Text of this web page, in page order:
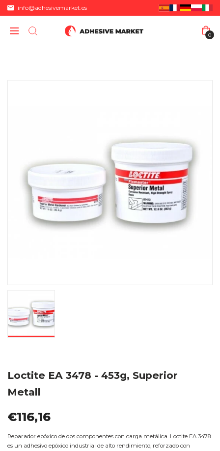
info@adhesivemarket.es
0
Loctite EA 3478 - 453g, Superior
Metall
€116,16
Reparador epóxico de dos componentes con carga metálica. Loctite EA 3478
es un adhesivo epóxico industrial de alto rendimiento, reforzado con